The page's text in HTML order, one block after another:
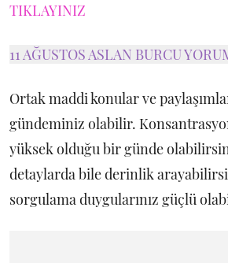
TIKLAYINIZ
11 AĞUSTOS ASLAN BURCU
Ortak maddi konular ve
gündeminiz olabilir.
yüksek olduğu bir günde
detaylarda bile derinlik
sorgulama duygularınız güçlü